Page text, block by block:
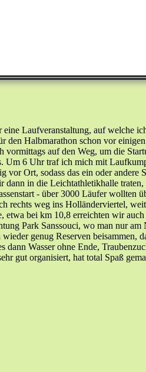
eine Laufveranstaltung, auf welche
den Halbmarathon schon vor
vormittags auf den Weg, um die
Um 6 Uhr traf ich mich mit
vor Ort, sodass das ein oder andere
dann in die Leichtathletikhalle
- über 3000 Läufer wollten
rechts weg ins Holländerviertel,
bei km 10,8 erreichten wir
Park Sanssouci, wo man nur
genug Reserven
dann Wasser ohne Ende,
gut organisiert, hat total Spaß